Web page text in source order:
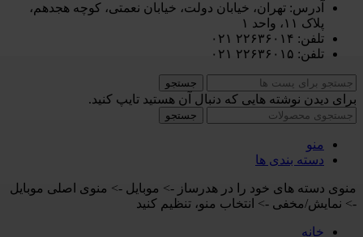
آدرس: تهران، خیابان دولت، خیابان نعمتی، کوچه هجدهم،
پلاک ۱۱، واحد ۱
تلفن: ۲۲۶۳۶۰۱۴ ۰۲۱
تلفن: ۲۲۶۳۶۰۱۵ ۰۲۱
جستجو
برای دیدن نوشته هایی که دنبال آن هستید تایپ کنید.
جستجو
منو
دسته بندی ها
منوی دسته های خود را در هدرساز -> موبایل -> منوی اصلی موبایل
-> نمایش/مخفی -> انتخاب منو، تنظیم کنید
خانه